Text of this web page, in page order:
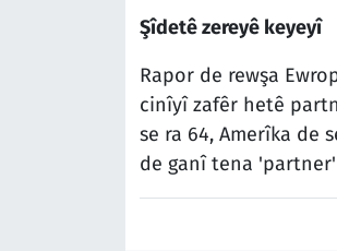
Şîdetê zereyê keyeyî
Rapor de rewşa
cinîyî zafêr hetê
se ra 64, Amerîka de
de ganî tena